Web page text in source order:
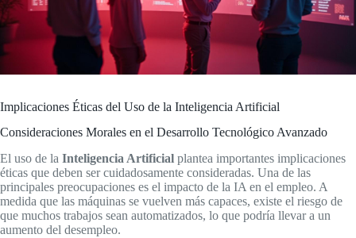
Implicaciones Éticas del Uso de la Inteligencia Artificial
Consideraciones Morales en el Desarrollo Tecnológico Avanzado
El uso de la Inteligencia Artificial plantea importantes implicaciones
éticas que deben ser cuidadosamente consideradas. Una de las
principales preocupaciones es el impacto de la IA en el empleo. A
medida que las máquinas se vuelven más capaces, existe el riesgo de
que muchos trabajos sean automatizados, lo que podría llevar a un
aumento del desempleo.